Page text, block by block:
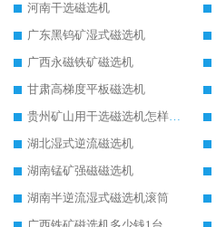
河南干选磁选机
广东黑钨矿湿式磁选机
广西永磁铁矿磁选机
甘肃高梯度平板磁选机
贵州矿山用干选磁选机怎样调磁
湖北湿式逆流磁选机
湖南锰矿强磁磁选机
湖南半逆流湿式磁选机滚筒